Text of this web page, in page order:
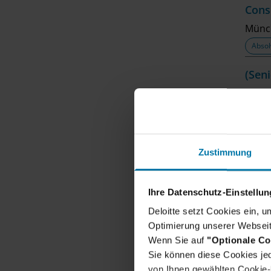
Zustimmung
Ihre Datenschutz-
Deloitte setzt Cookies ein,
Optimierung unserer
Wenn Sie auf "Optionale
Sie können diese Cookies
Leipzig